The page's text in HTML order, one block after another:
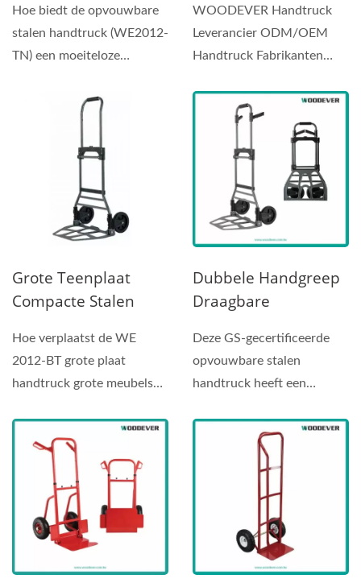
(laadvermogen 75
Kg).
Hoe biedt de opvouwbare
stalen handtruck (WE2012-
TN) een moeiteloze
(Belasting 100
Kg)|Handtruck
Fabrikanten
Leverancier
Klantenservice
WOODEVER Handtruck
Leverancier ODM/OEM
Handtruck Fabrikanten
Grote Teenplaat
Compacte Stalen
(belasting 120 Kg)
Hoe verplaatst de WE
2012-BT grote plaat
handtruck grote meubels
Dubbele Handgreep
Draagbare
Handtruck Fabrikant
(Laadvermogen 120
Kg) - OEMODM
Handtruck
Leverancier
Handtruck
Leverancier
Professionele
Handtruck
Deze GS-gecertificeerde
opvouwbare stalen
handtruck heeft een